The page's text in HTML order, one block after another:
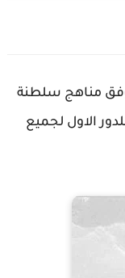
للصف الخامس من الفصل الدراسي الاول من العام الدراسي 2023-2024 م وفق مناهج سلطنة
الاول لجميع